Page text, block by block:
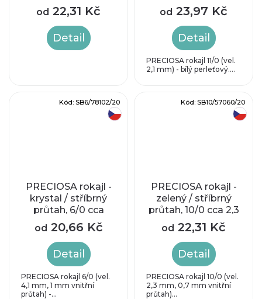
od 22,31 Kč
Detail
od 23,97 Kč
Detail
PRECIOSA rokajl 11/0 (vel.
2,1 mm) - bílý perleťový....
PRECIOSA rokajl -
krystal / stříbrný
průtah, 6/0 cca
4mm
od 20,66 Kč
Detail
PRECIOSA rokajl 6/0 (vel.
4,1 mm, 1 mm vnitřní
průtah) -...
Kód: SB6/78102/20
PRECIOSA rokajl -
zelený / stříbrný
průtah, 10/0 cca 2,3
mm
od 22,31 Kč
Detail
PRECIOSA rokajl 10/0 (vel.
2,3 mm, 0,7 mm vnitřní
průtah)...
Kód: SB10/57060/20